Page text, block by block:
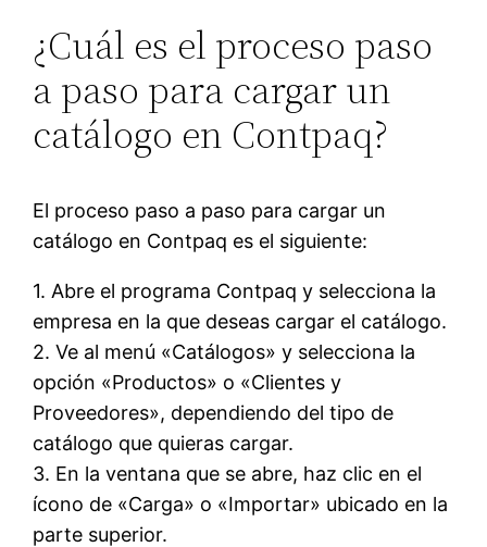
¿Cuál es el proceso paso
a paso para cargar un
catálogo en Contpaq?
El proceso paso a paso para cargar un
catálogo en Contpaq es el siguiente:
1. Abre el programa Contpaq y selecciona la
empresa en la que deseas cargar el catálogo.
2. Ve al menú «Catálogos» y selecciona la
opción «Productos» o «Clientes y
Proveedores», dependiendo del tipo de
catálogo que quieras cargar.
3. En la ventana que se abre, haz clic en el
ícono de «Carga» o «Importar» ubicado en la
parte superior.